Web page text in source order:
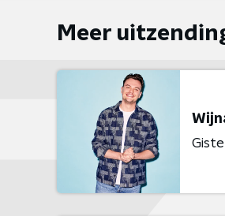
Meer